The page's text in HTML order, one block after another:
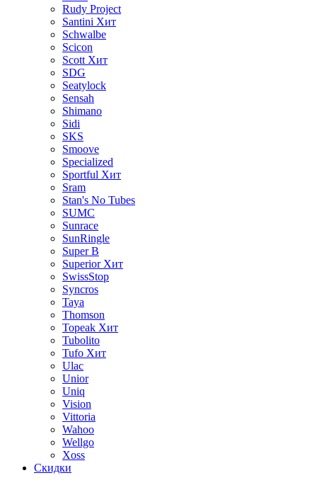
Rudy Project
Santini Хит
Schwalbe
Scicon
Scott Хит
SDG
Seatylock
Sensah
Shimano
Sidi
SKS
Smoove
Specialized
Sportful Хит
Sram
Stan's No Tubes
SUMC
Sunrace
SunRingle
Super B
Superior Хит
SwissStop
Syncros
Taya
Thomson
Topeak Хит
Tubolito
Tufo Хит
Ulac
Unior
Uniq
Vision
Vittoria
Wahoo
Wellgo
Xoss
Скидки